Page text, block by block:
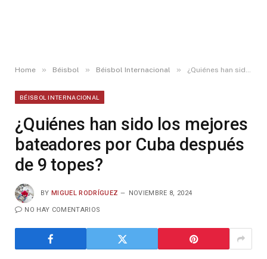
Home » Béisbol » Béisbol Internacional » ¿Quiénes han sido los mejores bateadores por Cuba después de 9 topes?
BÉISBOL INTERNACIONAL
¿Quiénes han sido los mejores
bateadores por Cuba después
de 9 topes?
BY MIGUEL RODRÍGUEZ NOVIEMBRE 8, 2024
NO HAY COMENTARIOS